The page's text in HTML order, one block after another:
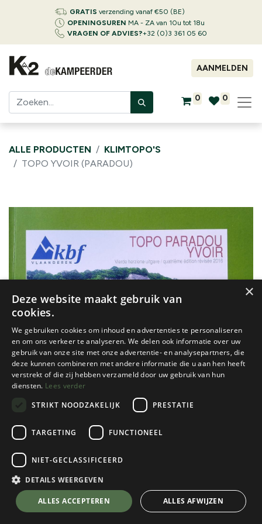
GRATIS verzending vanaf €50 (BE)
OPENINGSUREN MA - ZA van 10u tot 18u
VRAGEN OF ADVIES?+32 (0)3 361 05 60
AANMELDEN
0 0
ALLE PRODUCTEN
KLIMTOPO'S
TOPO YVOIR (PARADOU)
KBF
Topo Yvoir (Paradou)
€
12,00
💬 Stel je vraag over dit product via WhatsApp
×
Deze website maakt gebruik van
cookies.
We gebruiken cookies om inhoud en advertenties te personaliseren
en om ons verkeer te analyseren. We delen ook informatie over uw
gebruik van onze site met onze advertentie- en analysepartners, die
deze kunnen combineren met andere informatie die u aan hen heeft
verstrekt of die zij hebben verzameld door uw gebruik van hun
diensten. Lees verder
STRIKT NOODZAKELIJK
PRESTATIE
TARGETING FUNCTIONEEL
NIET-GECLASSIFICEERD
DETAILS WEERGEVEN
ALLES ACCEPTEREN ALLES AFWIJZEN